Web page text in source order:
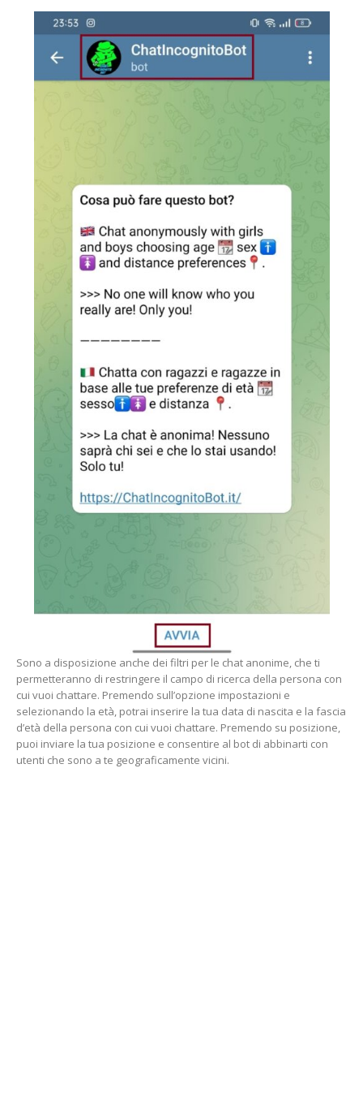
Sono a disposizione anche dei filtri per le chat anonime, che ti
permetteranno di restringere il campo di ricerca della persona con
cui vuoi chattare. Premendo sull’opzione impostazioni e
selezionando la età, potrai inserire la tua data di nascita e la fascia
d’età della persona con cui vuoi chattare. Premendo su posizione,
puoi inviare la tua posizione e consentire al bot di abbinarti con
utenti che sono a te geograficamente vicini.